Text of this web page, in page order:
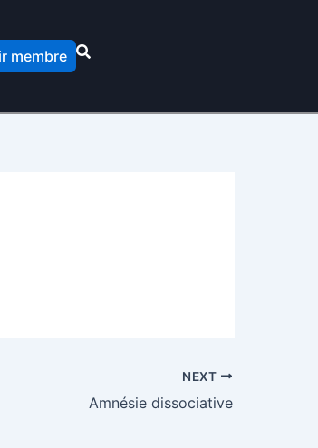
membre
NEXT
Amnésie dissociative